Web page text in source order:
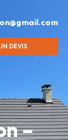
DEVIS
–